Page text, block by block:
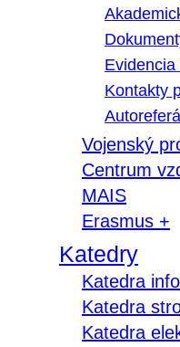
Kontakty
Vojenský
Centrum
MAIS
Erasmus +
Katedry
Katedra
Katedra
Katedra